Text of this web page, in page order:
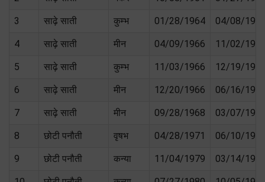
3 साढ़े साती कुम्भ 01/28/1964 04/08/
4 साढ़े साती मीन 04/09/1966 11/02/
5 साढ़े साती कुम्भ 11/03/1966 12/19/
6 साढ़े साती मीन 12/20/1966 06/16/
7 साढ़े साती मीन 09/28/1968 03/07/
8 छोटी पनौती वृषभ 04/28/1971 06/10/
9 छोटी पनौती कन्या 11/04/1979 03/14/